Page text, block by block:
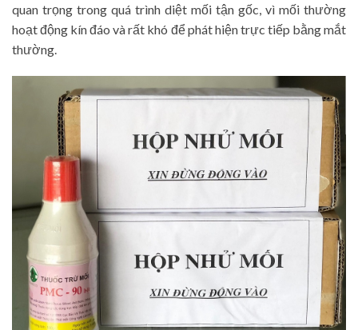
quan trọng trong quá trình diệt mối tận gốc, vì mối thường
hoạt động kín đáo và rất khó để phát hiện trực tiếp bằng mắt
thường.